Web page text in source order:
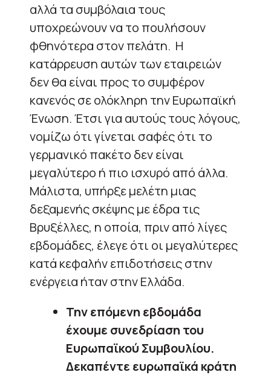
αλλά τα συμβόλαια τους
υποχρεώνουν να το πουλήσουν
φθηνότερα στον πελάτη. Η
κατάρρευση αυτών των εταιρειών
δεν θα είναι προς το συμφέρον
κανενός σε ολόκληρη την Ευρωπαϊκή
Ένωση. Έτσι για αυτούς τους λόγους,
νομίζω ότι γίνεται σαφές ότι το
γερμανικό πακέτο δεν είναι
μεγαλύτερο ή πιο ισχυρό από άλλα.
Μάλιστα, υπήρξε μελέτη μιας
δεξαμενής σκέψης με έδρα τις
Βρυξέλλες, η οποία, πριν από λίγες
εβδομάδες, έλεγε ότι οι μεγαλύτερες
κατά κεφαλήν επιδοτήσεις στην
ενέργεια ήταν στην Ελλάδα.
Την επόμενη εβδομάδα
έχουμε συνεδρίαση του
Ευρωπαϊκού Συμβουλίου.
Δεκαπέντε ευρωπαϊκά κράτη